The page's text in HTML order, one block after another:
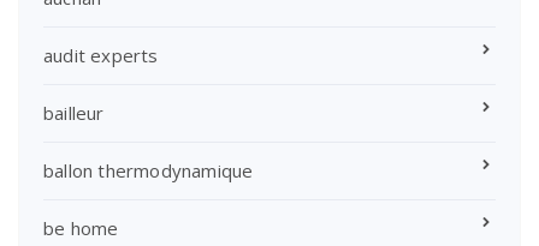
audit experts
bailleur
ballon thermodynamique
be home